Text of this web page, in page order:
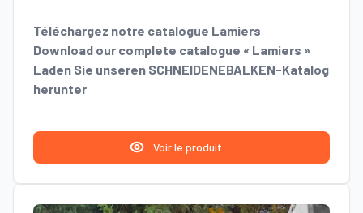
Téléchargez notre catalogue Lamiers
Download our complete catalogue « Lamiers »
Laden Sie unseren SCHNEIDENEBALKEN-Katalog
herunter
Voir le produit